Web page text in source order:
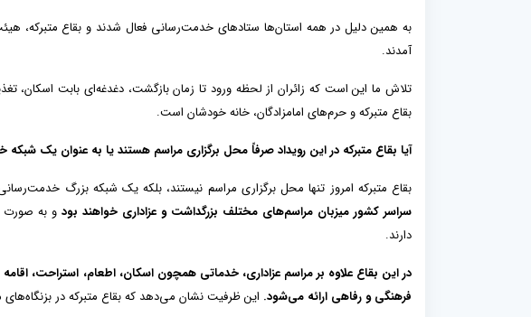
به همین دلیل در همه استان‌ها ستادهای خدمت‌رسانی فعال شدند و بقاع متبرکه،
آمدند.
تلاش ما این است که زائران از لحظه ورود تا زمان بازگشت، دغدغه‌ای بابت اسکان،
بقاع متبرکه و حرم‌های امامزادگان، خانه خودشان است.
آیا بقاع متبرکه در این رویداد صرفاً محل برگزاری مراسم هستند یا به عنوان یک
بقاع متبرکه امروز تنها محل برگزاری مراسم نیستند، بلکه یک شبکه بزرگ
سراسر کشور میزبان مراسم‌های مختلف بزرگداشت و عزاداری خواهند بود و به صورت
دارند.
در این بقاع علاوه بر مراسم عزاداری، خدماتی همچون اسکان، اطعام، استراحت،
فرهنگی و رفاهی ارائه می‌شود. این ظرفیت نشان می‌دهد که بقاع متبرکه در